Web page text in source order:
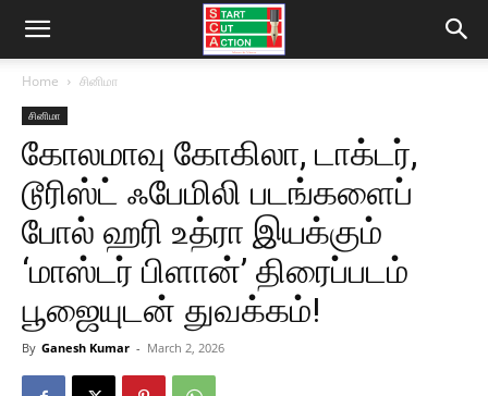
Home சினிமா
சினிமா
கோலமாவு கோகிலா, டாக்டர்,
டூரிஸ்ட் ஃபேமிலி படங்களைப்
போல் ஹரி உத்ரா இயக்கும்
‘மாஸ்டர் பிளான்’ திரைப்படம்
பூஜையுடன் துவக்கம்!
By Ganesh Kumar - March 2, 2026